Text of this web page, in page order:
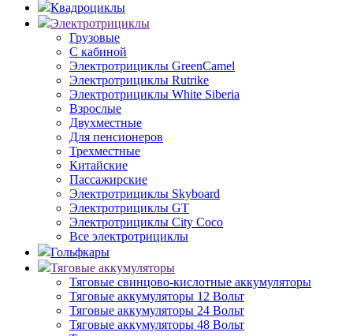
Квадроциклы
Электротрициклы
Грузовые
С кабиной
Электротрициклы GreenCamel
Электротрициклы Rutrike
Электротрициклы White Siberia
Взрослые
Двухместные
Для пенсионеров
Трехместные
Китайские
Пассажирские
Электротрициклы Skyboard
Электротрициклы GT
Электротрициклы City Coco
Все электротрициклы
Гольфкары
Тяговые аккумуляторы
Тяговые свинцово-кислотные аккумуляторы
Тяговые аккумуляторы 12 Вольт
Тяговые аккумуляторы 24 Вольт
Тяговые аккумуляторы 48 Вольт